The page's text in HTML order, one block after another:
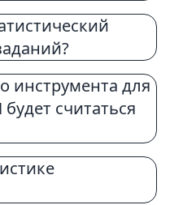
предложить
лучше
обучения.
инструмента для
считаться